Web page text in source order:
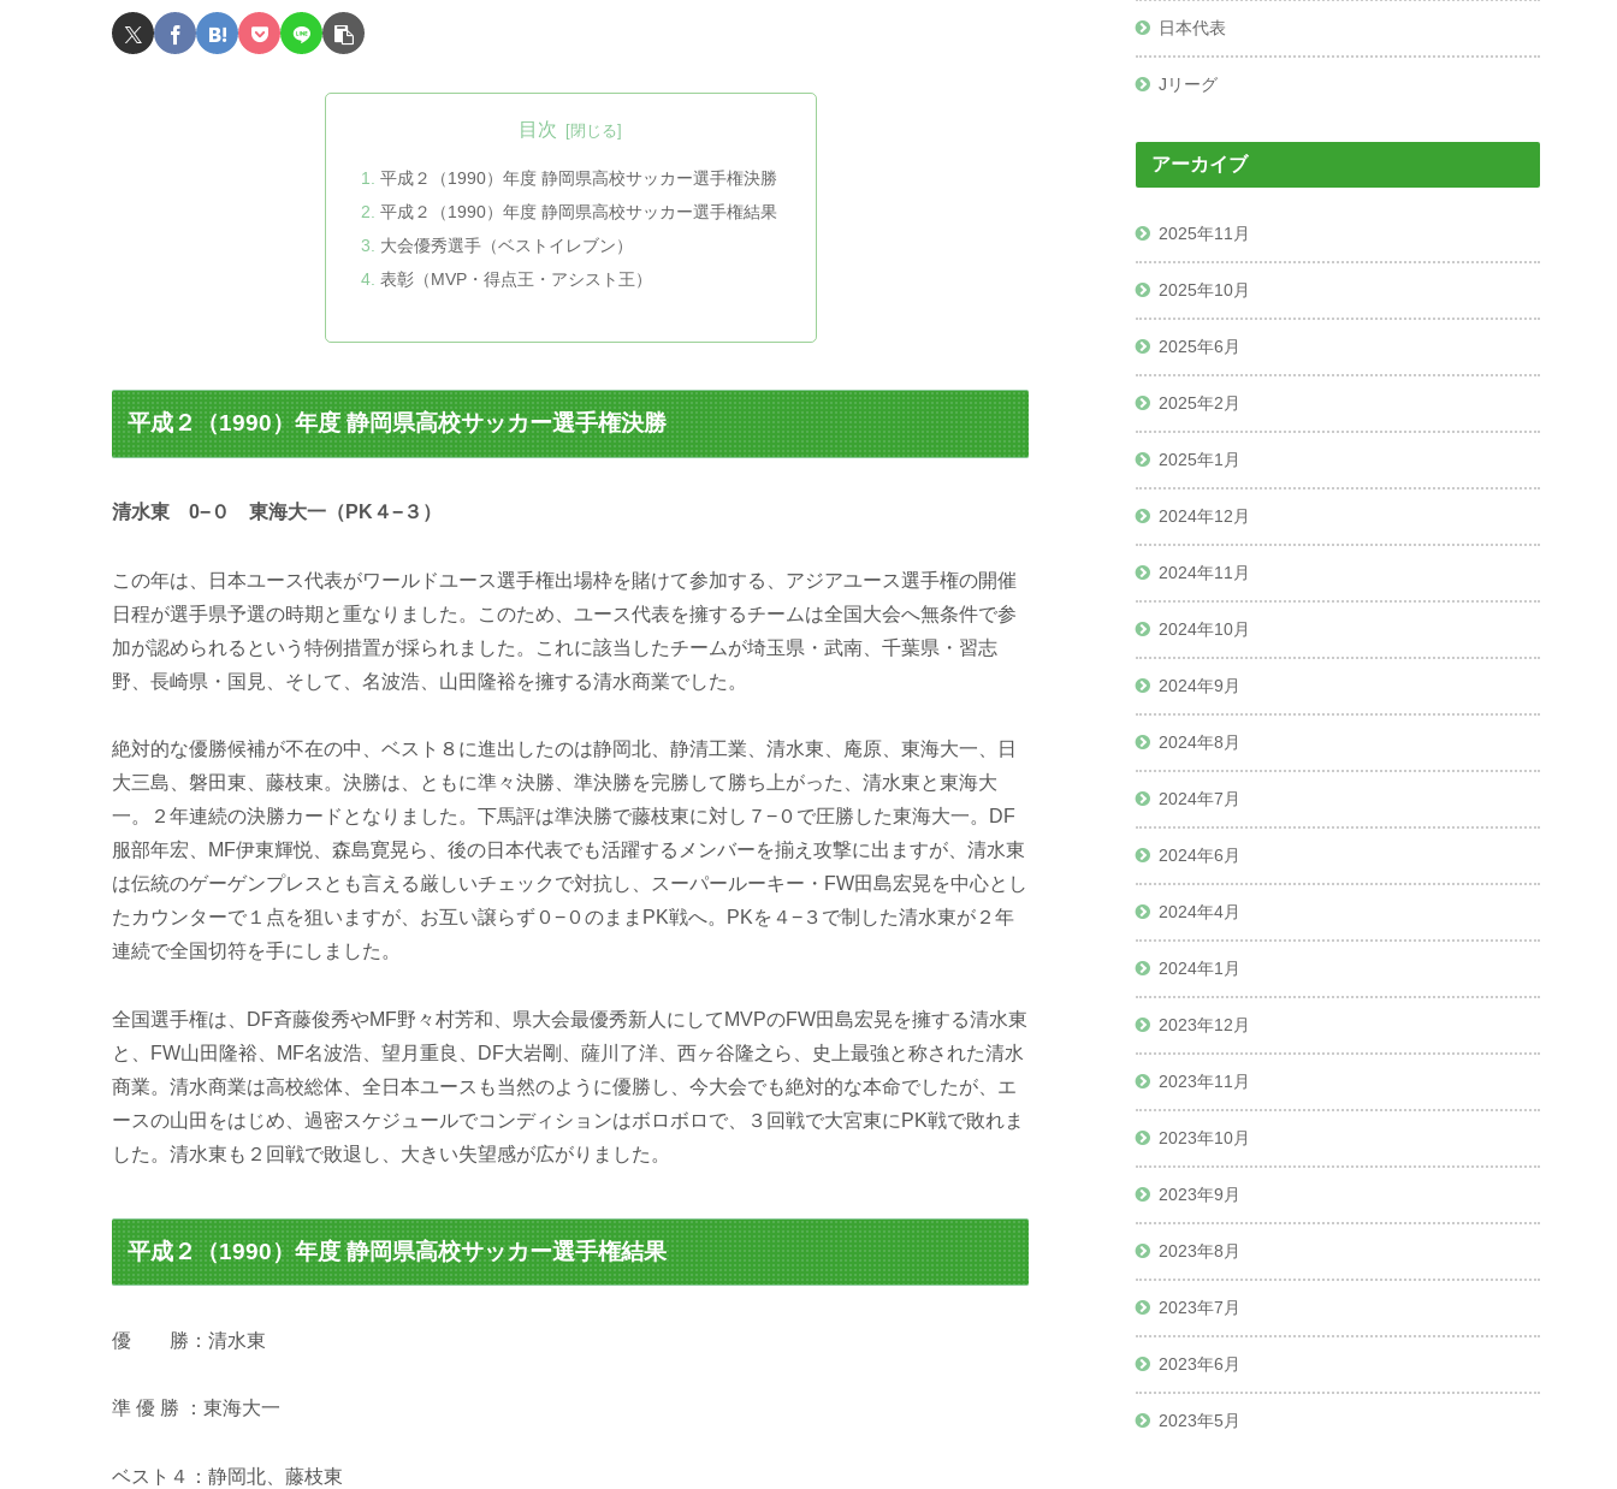
目次
平成２（1990）年度 静岡県高校サッカー選手権決勝
平成２（1990）年度 静岡県高校サッカー選手権結果
大会優秀選手（ベストイレブン）
表彰（MVP・得点王・アシスト王）
平成２（1990）年度 静岡県高校サッカー選手権決勝
清水東 0−０ 東海大一（PK４−３）
この年は、日本ユース代表がワールドユース選手権出場枠を賭けて参加する、アジアユース選手権の開催
日程が選手県予選の時期と重なりました。このため、ユース代表を擁するチームは全国大会へ無条件で参
加が認められるという特例措置が採られました。これに該当したチームが埼玉県・武南、千葉県・習志
野、長崎県・国見、そして、名波浩、山田隆裕を擁する清水商業でした。
絶対的な優勝候補が不在の中、ベスト８に進出したのは静岡北、静清工業、清水東、庵原、東海大一、日
大三島、磐田東、藤枝東。決勝は、ともに準々決勝、準決勝を完勝して勝ち上がった、清水東と東海大
一。２年連続の決勝カードとなりました。下馬評は準決勝で藤枝東に対し７−０で圧勝した東海大一。DF
服部年宏、MF伊東輝悦、森島寛晃ら、後の日本代表でも活躍するメンバーを揃え攻撃に出ますが、清水東
は伝統のゲーゲンプレスとも言える厳しいチェックで対抗し、スーパールーキー・FW田島宏晃を中心とし
たカウンターで１点を狙いますが、お互い譲らず０−０のままPK戦へ。PKを４−３で制した清水東が２年
連続で全国切符を手にしました。
全国選手権は、DF斉藤俊秀やMF野々村芳和、県大会最優秀新人にしてMVPのFW田島宏晃を擁する清水東
と、FW山田隆裕、MF名波浩、望月重良、DF大岩剛、薩川了洋、西ヶ谷隆之ら、史上最強と称された清水
商業。清水商業は高校総体、全日本ユースも当然のように優勝し、今大会でも絶対的な本命でしたが、エ
ースの山田をはじめ、過密スケジュールでコンディションはボロボロで、３回戦で大宮東にPK戦で敗れま
した。清水東も２回戦で敗退し、大きい失望感が広がりました。
平成２（1990）年度 静岡県高校サッカー選手権結果
優 勝：清水東
準 優 勝 ：東海大一
ベスト４：静岡北、藤枝東
日本代表
Jリーグ
アーカイブ
2025年11月
2025年10月
2025年6月
2025年2月
2025年1月
2024年12月
2024年11月
2024年10月
2024年9月
2024年8月
2024年7月
2024年6月
2024年4月
2024年1月
2023年12月
2023年11月
2023年10月
2023年9月
2023年8月
2023年7月
2023年6月
2023年5月